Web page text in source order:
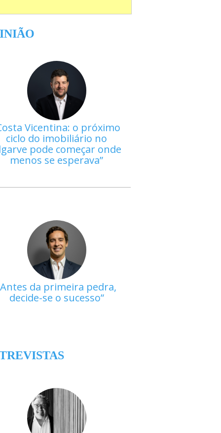
Vicentina: o próximo
ciclo do imobiliário no
pode começar onde
menos se esperava
Antes da primeira pedra,
decide-se o sucesso